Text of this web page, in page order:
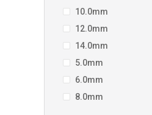
10.0mm
12.0mm
14.0mm
5.0mm
6.0mm
8.0mm